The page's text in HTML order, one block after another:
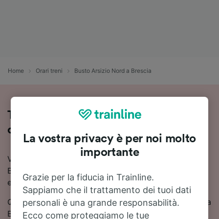
Home Orari treni Busto Arsizio Nord a Brescia
Treni Busto Arsizio Nord - Brescia:
orari, prezzi e durata
Vuoi viaggiare in treno da Busto Arsizio Nord a
Brescia? Con Trainline puoi confrontare orari e prezzi
e trovare la soluzione più conveniente.
Quanto dura il viaggio in treno da Busto Arsizio Nord a
Brescia? In media circa 2 ore 8 minuti. 51 treni treni al
La vostra privacy è per noi molto
importante
Grazie per la fiducia in Trainline.
Sappiamo che il trattamento dei tuoi dati
personali è una grande responsabilità.
Ecco come proteggiamo le tue